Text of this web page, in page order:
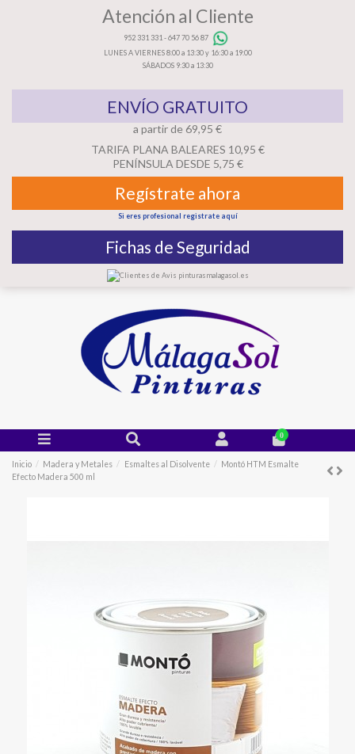
Atención al Cliente
952 331 331 -647 70 56 87
LUNES A VIERNES 8:00 a 13:30 y 16:30 a 19:00
SÁBADOS 9:30 a 13:30
ENVÍO GRATUITO
a partir de 69,95 €
TARIFA PLANA BALEARES 10,95 €
PENÍNSULA DESDE 5,75 €
Regístrate ahora
Si eres profesional registrate aquí
Fichas de Seguridad
0
Inicio Madera y Metales Esmaltes al Disolvente
Montó HTM Esmalte
Efecto Madera 500 ml